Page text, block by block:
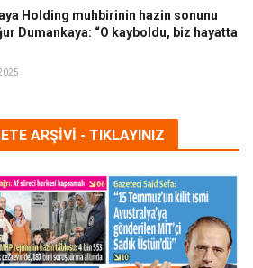
Holding muhbirinin hazin sonunu
Dumankaya: “O kayboldu, biz hayatta
ARŞİVİ - TIKLAYINIZ